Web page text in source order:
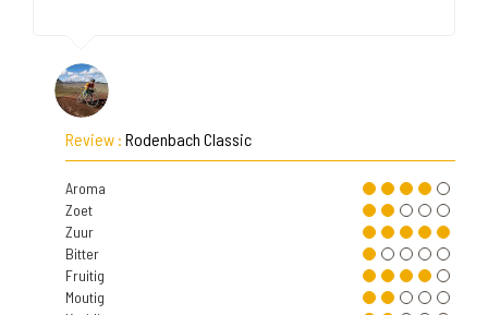
Review : Rodenbach Classic
Aroma
Zoet
Zuur
Bitter
Fruitig
Moutig